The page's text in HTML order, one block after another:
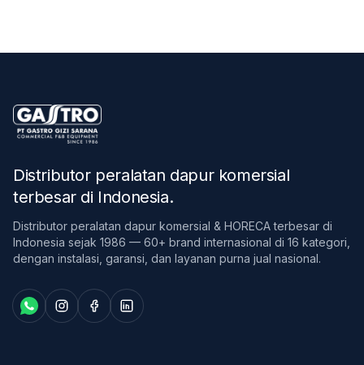
Distributor peralatan dapur komersial
terbesar di Indonesia.
Distributor peralatan dapur komersial & HORECA terbesar di
Indonesia sejak 1986 — 60+ brand internasional di 16 kategori,
dengan instalasi, garansi, dan layanan purna jual nasional.